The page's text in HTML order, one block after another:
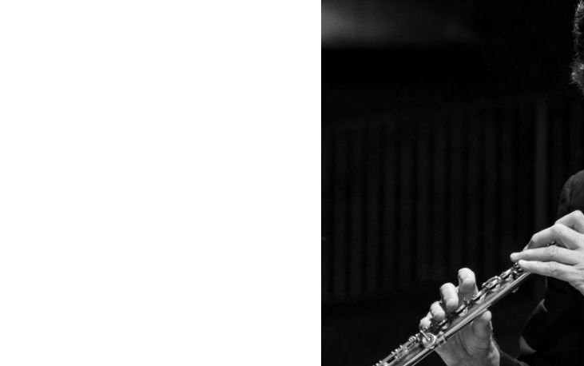
KONSERTER OG
Gjennomføre konserter og
Markedsføring, program og
Låne utstyr – lyd, lys og video
Konsertopptak